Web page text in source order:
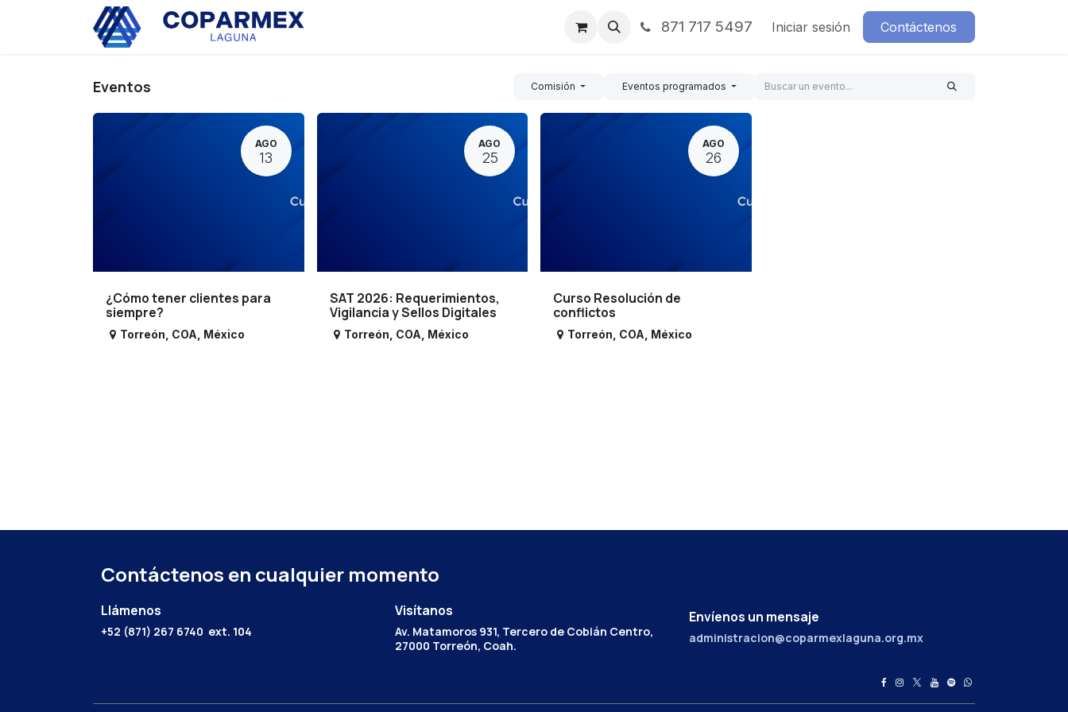
Noticias Contáctenos871 717 5497 Iniciar sesión Contáctenos
Eventos Comisión Eventos programados
AGO
13
¿Cómo tener clientes para
siempre?
Torreón COA México
AGO
25
SAT 2026: Requerimientos,
Vigilancia y Sellos Digitales
Torreón COA México
AGO
26
Curso Resolución de
conflictos
Torreón COA México
Contáctenos en cualquier momento
Llámenos
+52 (871) 267 6740 ext. 104
Envíenos un mensaje
administracion@coparmexlaguna.org.mx
Visítanos
Av. Matamoros 931, Tercero de Cobián Centro,
27000 Torreón, Coah.